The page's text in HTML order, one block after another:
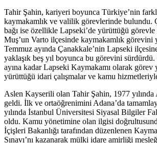
Tahir Şahin, kariyeri boyunca Türkiye’nin
kaymakamlık ve valilik görevlerinde bulundu.
bağı ise özellikle Lapseki’de yürüttüğü
Muş’un Varto ilçesinde kaymakamlık görevini
Temmuz ayında Çanakkale’nin Lapseki
yaklaşık beş yıl boyunca bu görevini sürdürdü.
ayına kadar Lapseki Kaymakamı olarak görev
yürüttüğü idari çalışmalar ve kamu
Aslen Kayserili olan Tahir Şahin, 1977 yılında
geldi. İlk ve ortaöğrenimini Adana’da
yılında İstanbul Üniversitesi Siyasal Bilgiler
oldu. Kamu yönetimine olan ilgisi
İçişleri Bakanlığı tarafından düzenlenen
Sınavı’nı kazanarak mülki idare amirliği